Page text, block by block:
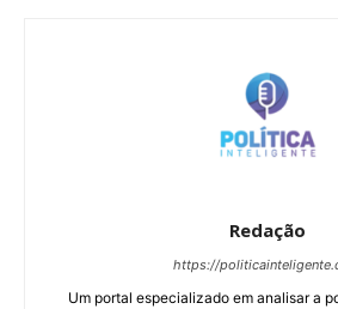
Redação
https://
Um portal especializado em analisar a